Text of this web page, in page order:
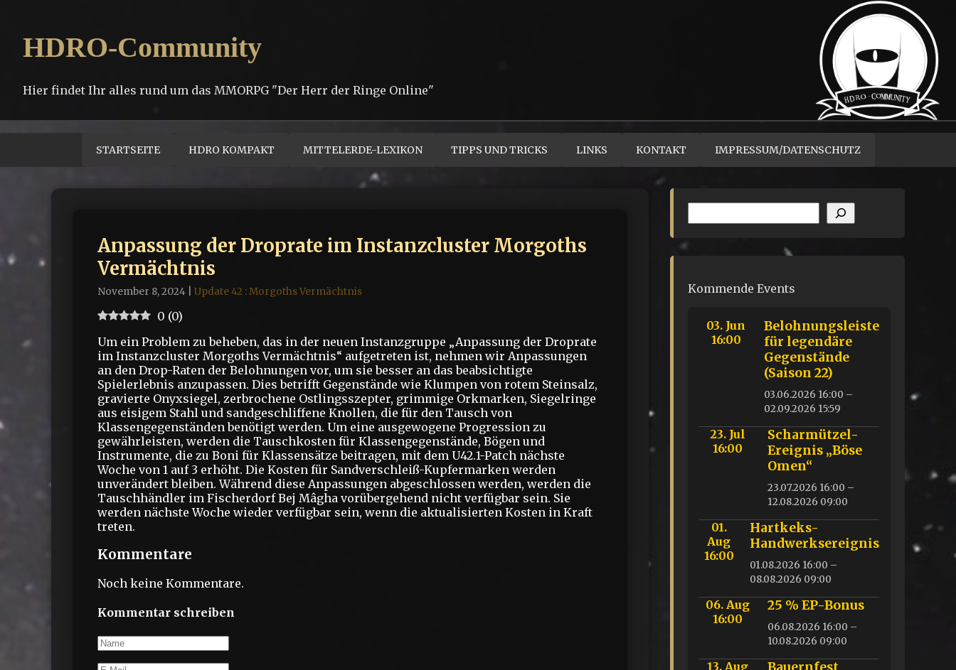
HDRO-Community
Hier findet Ihr alles rund um das MMORPG "Der Herr der Ringe Online"
STARTSEITE HDRO KOMPAKT MITTELERDE-LEXIKON TIPPS UND TRICKS LINKS KONTAKT IMPRESSUM/DATENSCHUTZ
Anpassung der Droprate im Instanzcluster Morgoths
Vermächtnis
November 8, 2024 Update 42 : Morgoths Vermächtnis
0 (0)
Um ein Problem zu beheben, das in der neuen Instanzgruppe „Anpassung der Droprate
im Instanzcluster Morgoths Vermächtnis“ aufgetreten ist, nehmen wir Anpassungen
an den Drop-Raten der Belohnungen vor, um sie besser an das beabsichtigte
Spielerlebnis anzupassen. Dies betrifft Gegenstände wie Klumpen von rotem Steinsalz,
gravierte Onyxsiegel, zerbrochene Ostlingsszepter, grimmige Orkmarken, Siegelringe
aus eisigem Stahl und sandgeschliffene Knollen, die für den Tausch von
Klassengegenständen benötigt werden. Um eine ausgewogene Progression zu
gewährleisten, werden die Tauschkosten für Klassengegenstände, Bögen und
Instrumente, die zu Boni für Klassensätze beitragen, mit dem U42.1-Patch nächste
Woche von 1 auf 3 erhöht. Die Kosten für Sandverschleiß-Kupfermarken werden
unverändert bleiben. Während diese Anpassungen abgeschlossen werden, werden die
Tauschhändler im Fischerdorf Bej Mâgha vorübergehend nicht verfügbar sein. Sie
werden nächste Woche wieder verfügbar sein, wenn die aktualisierten Kosten in Kraft
treten.
Kommentare
Noch keine Kommentare.
Kommentar schreiben
Kommende Events
03. Jun
16:00
Belohnungsleiste
für legendäre
Gegenstände
(Saison 22)
03.06.2026 16:00 –
02.09.2026 15:59
23. Jul
16:00
Scharmützel-
Ereignis „Böse
Omen“
23.07.2026 16:00 –
12.08.2026 09:00
01.
Aug
16:00
Hartkeks-
Handwerksereignis
01.08.2026 16:00 –
08.08.2026 09:00
06. Aug
16:00
25 % EP-Bonus
06.08.2026 16:00 –
10.08.2026 09:00
13. Aug
Bauernfest